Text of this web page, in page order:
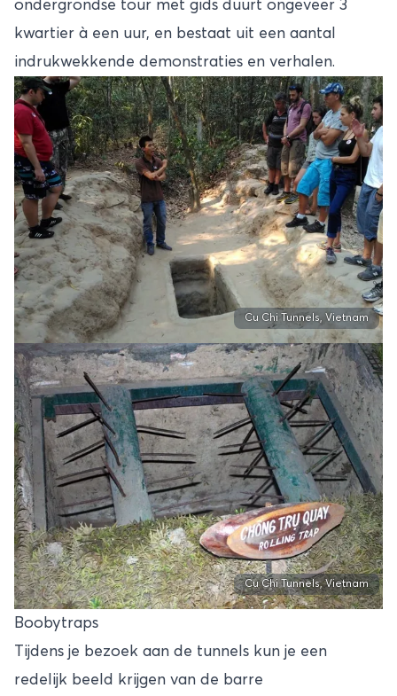
ondergrondse tour met gids duurt ongeveer 3
kwartier à een uur, en bestaat uit een aantal
indrukwekkende demonstraties en verhalen.
Cu Chi Tunnels, Vietnam
Cu Chi Tunnels, Vietnam
Boobytraps
Tijdens je bezoek aan de tunnels kun je een
redelijk beeld krijgen van de barre